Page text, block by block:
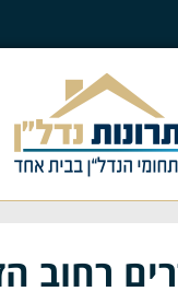
למכירה בחיפה- דירת